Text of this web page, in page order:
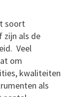
soort
als de
Veel
om
kwaliteiten
als